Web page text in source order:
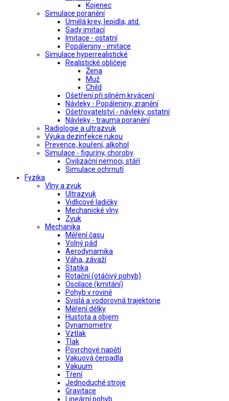
Kojenec
Simulace poranění
Umělá krev, lepidla, atd.
Sady imitací
Imitace - ostatní
Popáleniny - imitace
Simulace hyperrealistické
Realistické obličeje
Žena
Muž
Child
Ošetření při silném krvácení
Návleky - Popáleniny, zranění
Ošetřovatelství - návleky, ostatní
Návleky - trauma poranění
Radiologie a ultrazvuk
Výuka dezinfekce rukou
Prevence, kouření, alkohol
Simulace - figuríny, choroby
Civilizační nemoci, stáří
Simulace ochrnutí
Fyzika
Vlny a zvuk
Ultrazvuk
Vidlicové ladičky
Mechanické vlny
Zvuk
Mechanika
Měření času
Volný pád
Aerodynamika
Váha, závaží
Statika
Rotační (otáčivý pohyb)
Oscilace (kmitání)
Pohyb v rovině
Svislá a vodorovná trajektorie
Měření délky
Hustota a objem
Dynamometry
Vztlak
Tlak
Povrchové napětí
Vakuová čerpadla
Vakuum
Tření
Jednoduché stroje
Gravitace
Lineární pohyb